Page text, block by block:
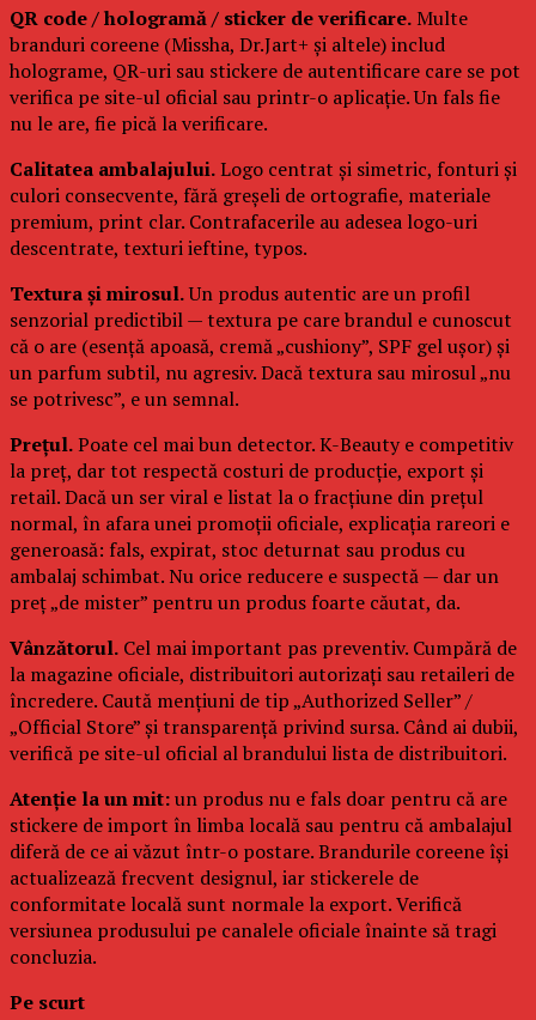
QR code / hologramă / sticker de verificare.Multe
branduri coreene (Missha, Dr.Jart+ și altele) includ
holograme, QR-uri sau stickere de autentificare care se pot
verifica pe site-ul oficial sau printr-o aplicație. Un fals fie
nu le are, fie pică la verificare.
Calitatea ambalajului.Logo centrat și simetric, fonturi și
culori consecvente, fără greșeli de ortografie, materiale
premium, print clar. Contrafacerile au adesea logo-uri
descentrate, texturi ieftine, typos.
Textura și mirosul.Un produs autentic are un profil
senzorial predictibil — textura pe care brandul e cunoscut
că o are (esență apoasă, cremă „cushiony”, SPF gel ușor) și
un parfum subtil, nu agresiv. Dacă textura sau mirosul „nu
se potrivesc”, e un semnal.
Prețul.Poate cel mai bun detector. K-Beauty e competitiv
la preț, dar tot respectă costuri de producție, export și
retail. Dacă un ser viral e listat la o fracțiune din prețul
normal, în afara unei promoții oficiale, explicația rareori e
generoasă: fals, expirat, stoc deturnat sau produs cu
ambalaj schimbat. Nu orice reducere e suspectă — dar un
preț „de mister” pentru un produs foarte căutat, da.
Vânzătorul. Cel mai important pas preventiv. Cumpără de
la magazine oficiale, distribuitori autorizați sau retaileri de
încredere. Caută mențiuni de tip „Authorized Seller” /
„Official Store” și transparență privind sursa. Când ai dubii,
verifică pe site-ul oficial al brandului lista de distribuitori.
Atenție la un mit:un produs nu e fals doar pentru că are
stickere de import în limba locală sau pentru că ambalajul
diferă de ce ai văzut într-o postare. Brandurile coreene își
actualizează frecvent designul, iar stickerele de
conformitate locală sunt normale la export. Verifică
versiunea produsului pe canalele oficiale înainte să tragi
concluzia.
Pe scurt